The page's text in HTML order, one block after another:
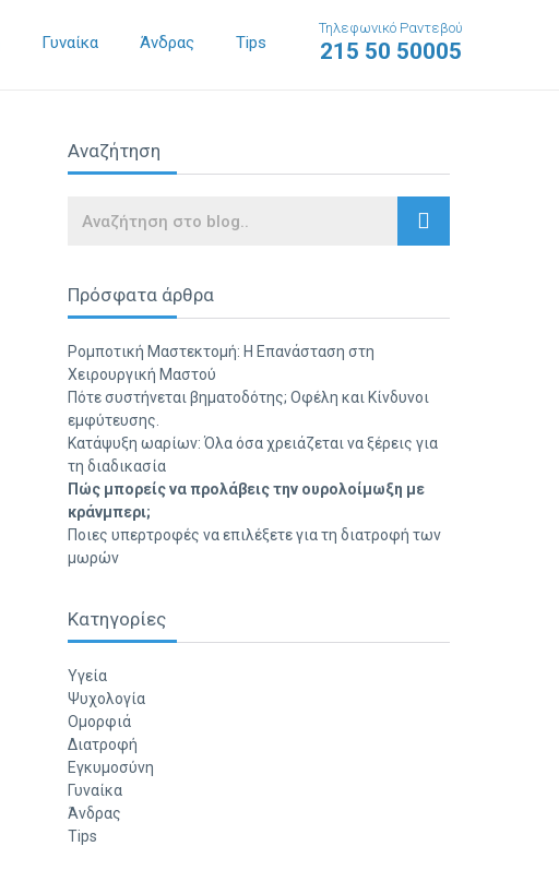
Γυναίκα Άνδρας Tips
Τηλεφωνικό Ραντεβού
215 50 50005
Αναζήτηση
Search
Πρόσφατα άρθρα
Ρομποτική Μαστεκτομή: Η Επανάσταση στη
Χειρουργική Μαστού
Πότε συστήνεται βηματοδότης; Οφέλη και Κίνδυνοι
εμφύτευσης.
Κατάψυξη ωαρίων: Όλα όσα χρειάζεται να ξέρεις για
τη διαδικασία
Πώς μπορείς να προλάβεις την ουρολοίμωξη με
κράνμπερι;
Ποιες υπερτροφές να επιλέξετε για τη διατροφή των
μωρών
Κατηγορίες
Υγεία
Ψυχολογία
Ομορφιά
Διατροφή
Εγκυμοσύνη
Γυναίκα
Άνδρας
Tips